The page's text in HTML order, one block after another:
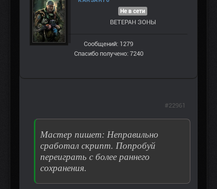
Не в сети
ВЕТЕРАН ЗOНЫ
Сообщений: 1279
Спасибо получено: 7240
Мастер пишет: Неправильно
сработал скрипт. Попробуй
переиграть с более раннего
сохранения.
#22961